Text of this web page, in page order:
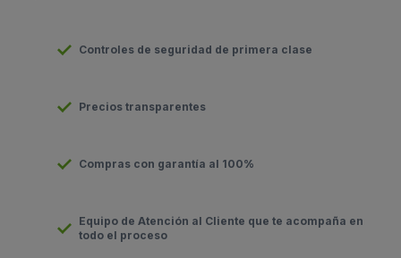
Controles de seguridad de primera clase
Precios transparentes
Compras con garantía al 100%
Equipo de Atención al Cliente que te acompaña en
todo el proceso